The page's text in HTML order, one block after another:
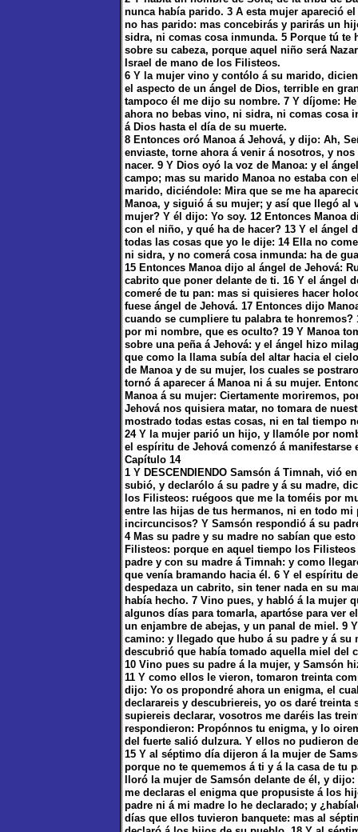
nunca había parido. 3 A esta mujer apareció
no has parido: mas concebirás y parirás un
sidra, ni comas cosa inmunda. 5 Porque tú te
sobre su cabeza, porque aquel niño será
Israel de mano de los Filisteos.
6 Y la mujer vino y contólo á su marido,
el aspecto de un ángel de Dios, terrible en
tampoco él me dijo su nombre. 7 Y díjome:
ahora no bebas vino, ni sidra, ni comas cosa
á Dios hasta el día de su muerte.
8 Entonces oró Manoa á Jehová, y dijo: Ah,
enviaste, torne ahora á venir á nosotros, y
nacer. 9 Y Dios oyó la voz de Manoa: y el
campo; mas su marido Manoa no estaba con
marido, diciéndole: Mira que se me ha
Manoa, y siguió á su mujer; y así que llegó al
mujer? Y él dijo: Yo soy. 12 Entonces Manoa
con el niño, y qué ha de hacer? 13 Y el ángel
todas las cosas que yo le dije: 14 Ella no
ni sidra, y no comerá cosa inmunda: ha de
15 Entonces Manoa dijo al ángel de Jehová:
cabrito que poner delante de ti. 16 Y el ángel
comeré de tu pan: mas si quisieres hacer
fuese ángel de Jehová. 17 Entonces dijo
cuando se cumpliere tu palabra te
por mi nombre, que es oculto? 19 Y Manoa
sobre una peña á Jehová: y el ángel hizo
que como la llama subía del altar hacia el
de Manoa y de su mujer, los cuales se
tornó á aparecer á Manoa ni á su mujer.
Manoa á su mujer: Ciertamente moriremos,
Jehová nos quisiera matar, no tomara de
mostrado todas estas cosas, ni en tal tiempo
24 Y la mujer parió un hijo, y llamóle por
el espíritu de Jehová comenzó á
Capítulo 14
1 Y DESCENDIENDO Samsón á Timnah, vió
subió, y declarólo á su padre y á su madre,
los Filisteos: ruégoos que me la toméis por
entre las hijas de tus hermanos, ni en todo
incircuncisos? Y Samsón respondió á su
4 Mas su padre y su madre no sabían que
Filisteos: porque en aquel tiempo los
padre y con su madre á Timnah: y como
que venía bramando hacia él. 6 Y el espíritu
despedaza un cabrito, sin tener nada en su
había hecho. 7 Vino pues, y habló á la mujer
algunos días para tomarla, apartóse para ver
un enjambre de abejas, y un panal de miel. 9
camino: y llegado que hubo á su padre y á
descubrió que había tomado aquella miel del
10 Vino pues su padre á la mujer, y Samsón
11 Y como ellos le vieron, tomaron treinta
dijo: Yo os propondré ahora un enigma, el
declarareis y descubriereis, yo os daré treinta
supiereis declarar, vosotros me daréis las
respondieron: Propónnos tu enigma, y lo
del fuerte salió dulzura. Y ellos no pudieron
15 Y al séptimo día dijeron á la mujer de
porque no te quememos á ti y á la casa de tu
lloró la mujer de Samsón delante de él, y
me declaras el enigma que propusiste á los
padre ni á mi madre lo he declarado; y
días que ellos tuvieron banquete: mas al